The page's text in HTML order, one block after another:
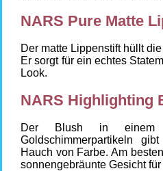
NARS Pure Matte
Der matte Lippenstift hüllt
Er sorgt für ein echtes
Look.
NARS Highlighting
Der Blush in
Goldschimmerpartikeln
Hauch von Farbe. Am
sonnengebräunte Gesicht